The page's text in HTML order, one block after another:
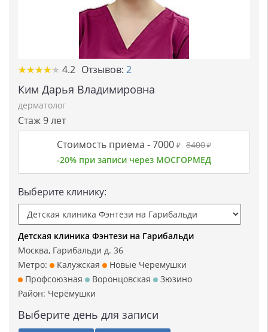
★★★★★
★★★★★ 4.2 Отзывов: 2
Ким Дарья Владимировна
дерматолог
Стаж 9 лет
Стоимость приема -7000 ₽ 8400₽
-20% при записи через МОСГОРМЕД
Выберите клинику:
Детская клиника Фэнтези на Гарибальди
Москва, Гарибальди д. 36
Метро:
Калужская
Новые Черемушки
Профсоюзная
Воронцовская
Зюзино
Район: Черёмушки
Выберите день для записи